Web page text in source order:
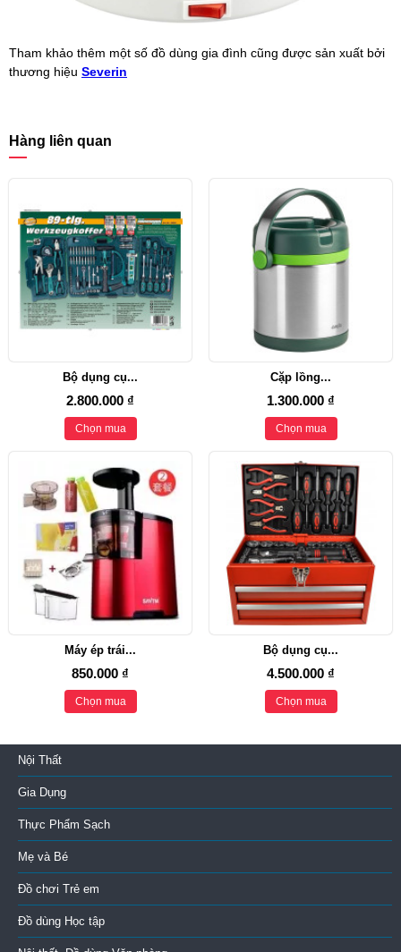
Tham khảo thêm một số đồ dùng gia đình cũng được sản xuất bởi
thương hiệu Severin
Hàng liên quan
Bộ dụng cụ...
2.800.000 ₫
Chọn mua
Cặp lồng...
1.300.000 ₫
Chọn mua
Máy ép trái...
850.000 ₫
Chọn mua
Bộ dụng cụ...
4.500.000 ₫
Chọn mua
Nội Thất
Gia Dụng
Thực Phẩm Sạch
Mẹ và Bé
Đồ chơi Trẻ em
Đồ dùng Học tập